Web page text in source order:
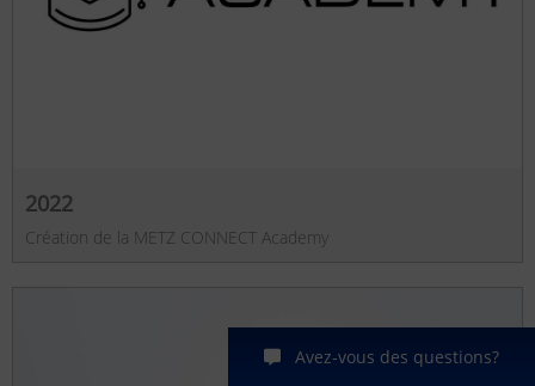
2022
Création de la METZ CONNECT Academy
Avez-vous des questions?